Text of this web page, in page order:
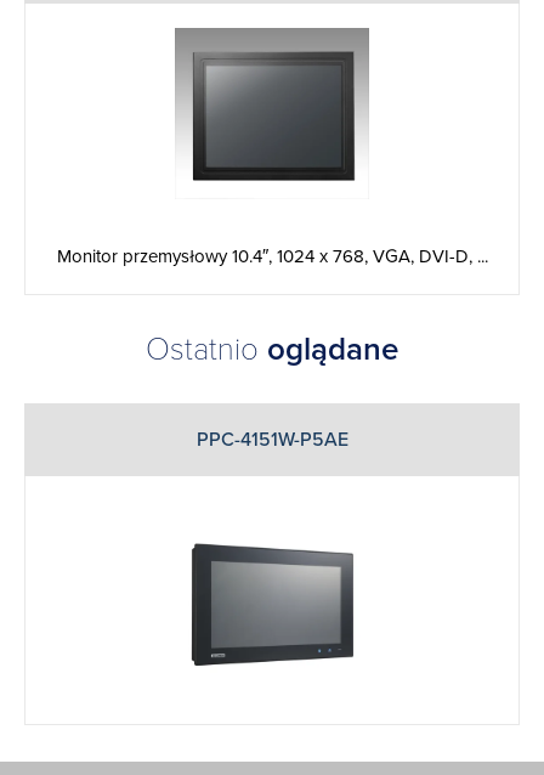
Monitor przemysłowy 10.4″, 1024 x 768, VGA, DVI-D, ...
Ostatnio oglądane
PPC-4151W-P5AE